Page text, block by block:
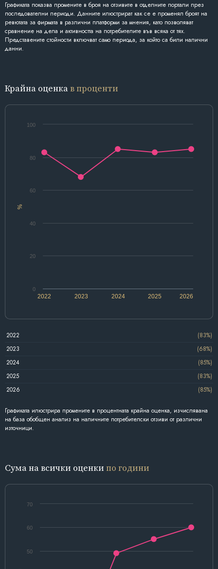
Графиката показва промените в броя на отзивите в отделните портали през
последователни периоди. Данните илюстрират как се е променял броят на
ревютата за фирмата в различни платформи за мнения, като позволяват
сравнение на дела и активността на потребителите във всяка от тях.
Представените стойности включват само периода, за който са били налични
данни.
Крайна оценкав проценти
%
2022 2024 2026
2023 2025
0
20
40
60
80
100
2022
(83%)
2023
(68%)
2024
(85%)
2025
(83%)
2026
(85%)
Графиката илюстрира промените в процентната крайна оценка, изчислявана
на база обобщен анализ на наличните потребителски отзиви от различни
източници.
Сума на всички оценки по години
50
60
70